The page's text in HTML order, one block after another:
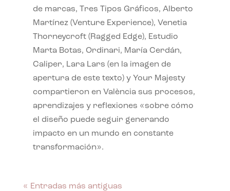
de marcas, Tres Tipos Gráficos, Alberto
Martínez (Venture Experience), Venetia
Thorneycroft (Ragged Edge), Estudio
Marta Botas, Ordinari, María Cerdán,
Caliper, Lara Lars (en la imagen de
apertura de este texto) y Your Majesty
compartieron en València sus procesos,
aprendizajes y reflexiones «sobre cómo
el diseño puede seguir generando
impacto en un mundo en constante
transformación».
« Entradas más antiguas